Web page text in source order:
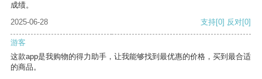
成绩。
2025-06-28
支持[0] 反对[0]
游客
这款app是我购物的得力助手，让我能够找到最优惠的价格，买到最合适
的商品。